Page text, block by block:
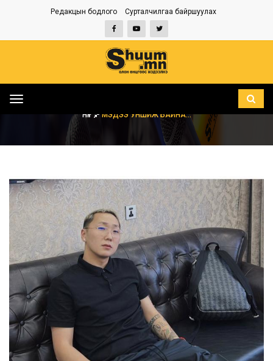
Редакцын бодлого Сурталчилгаа байршуулах
Toggle
НҮҮР МЭДЭЭ УНШИЖ БАЙНА...